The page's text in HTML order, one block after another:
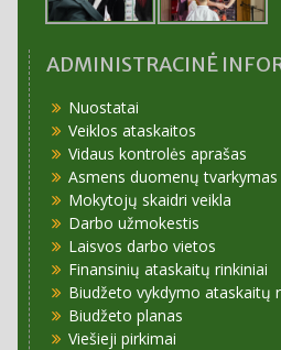
ADMINISTRACINĖ
Nuostatai
Veiklos ataskaitos
Vidaus kontrolės aprašas
Asmens duomenų tvarkymas
Mokytojų skaidri veikla
Darbo užmokestis
Laisvos darbo vietos
Finansinių ataskaitų rinkiniai
Biudžeto vykdymo ataskaitų
Biudžeto planas
Viešieji pirkimai